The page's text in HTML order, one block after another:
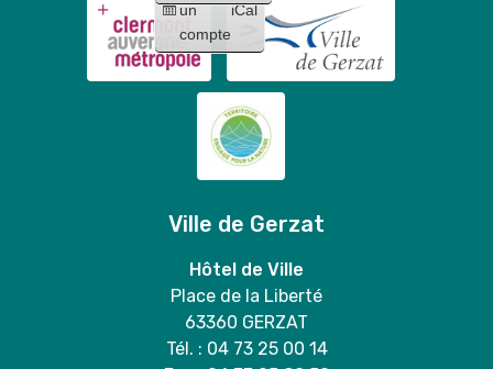
un
compte
iCal
Ville de Gerzat
Hôtel de Ville
Place de la Liberté
63360 GERZAT
Tél. : 04 73 25 00 14